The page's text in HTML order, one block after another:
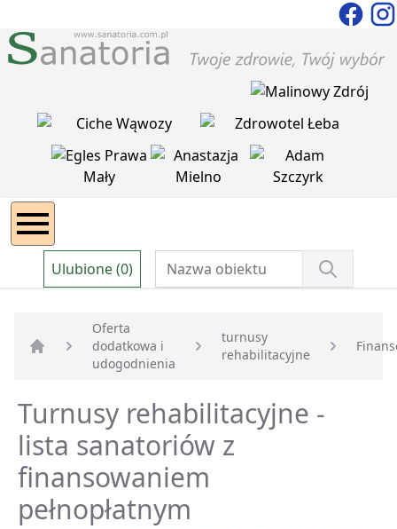
Ulubione (0)
Strona główna
Oferta
dodatkowa i
udogodnienia
turnusy
rehabilitacyjne
Turnusy rehabilitacyjne -
lista sanatoriów z
finansowaniem
pełnopłatnym